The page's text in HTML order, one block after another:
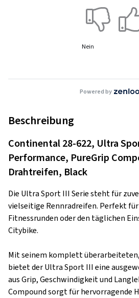
Nein
Powered by
Beschreibung
Continental 28-622, Ultra
Performance, PureGrip
Drahtreifen, Black
Die Ultra Sport III Serie steht für
vielseitige Rennradreifen. Perfekt
Fitnessrunden oder den täglichen
Citybike.
Mit seinem komplett
bietet der Ultra Sport III eine
aus Grip, Geschwindigkeit und
Compound sorgt für hervorragende